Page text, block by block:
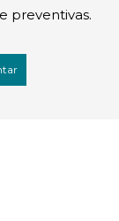
preventivas.